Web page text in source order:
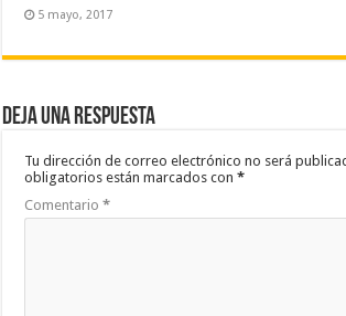
5 mayo, 2017
Deja una respuesta
Tu dirección de correo electrónico no será
obligatorios están marcados con*
Comentario*